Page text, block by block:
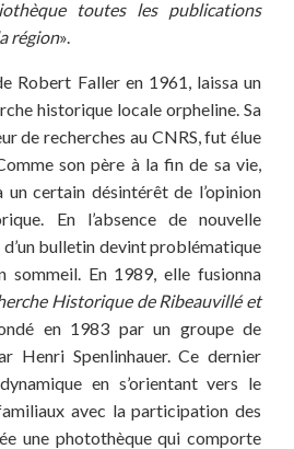
toutes les publications
région».
Robert Faller en 1961, laissa un
historique locale orpheline. Sa
de recherches au CNRS, fut élue
son père à la fin de sa vie,
certain désintérêt de l’opinion
En l’absence de nouvelle
bulletin devint problématique
sommeil. En 1989, elle fusionna
Historique de Ribeauvillé et
en 1983 par un groupe de
Henri Spenlinhauer. Ce dernier
en s’orientant vers le
avec la participation des
une photothèque qui comporte